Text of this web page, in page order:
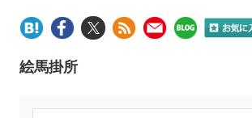
絵馬掛所